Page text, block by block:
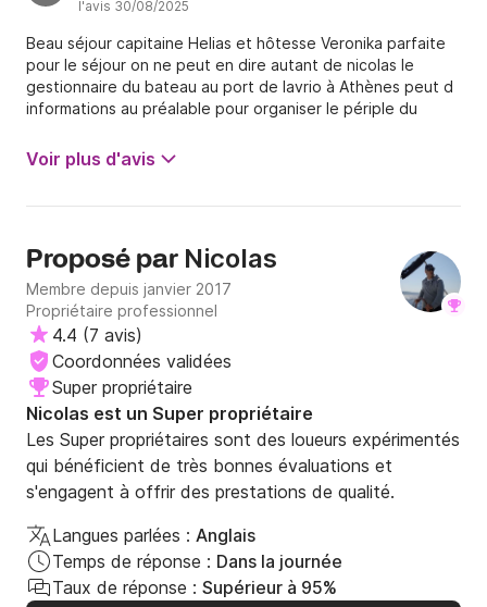
l'avis 30/08/2025
Beau séjour capitaine Helias et hôtesse Veronika parfaite
pour le séjour on ne peut en dire autant de nicolas le
gestionnaire du bateau au port de lavrio à Athènes peut d
informations au préalable pour organiser le périple du
préciser au départ qu il fallait un peu se presser pour faire
le ravitaillement en courses du bateau avant le départ
en petits caractères comme tout le monde je pense qu on
ne lit pas …. Avons appris la veille avec le capitaine qu on
rentrait au port le vendredi pour 17 h car le contrat du
capitaine et de l hôtesse se finissait à 17 h le vendredi cela
pas dit dans les documents de location pas très cool car
cela a un. Out non négligeable sur le séjour et normalement
cela devrait être dit manque de communication indéniable
avec nicolas la dessus et le site click and boat donc
deuxième nuit au port sur la semaine ça fait un peu
beaucoup sur le séjour au vu du tarif de location du bateau
!!! Sommes pas très satisfait de cela vraiment à revoir
même si à première vue selon les interlocuteurs de click
and boat c est d usage dans le nautisme sinon beau séjour
avec le skipper et l hôtesse eux à la hauteur de la
prestataion attendue 👍
Voir plus d'avis
Proposé par Nicolas
Membre depuis janvier 2017
Propriétaire professionnel
4.4 (7 avis)
Coordonnées validées
Super propriétaire
Nicolas est un Super propriétaire
Les Super propriétaires sont des loueurs expérimentés
qui bénéficient de très bonnes évaluations et
s'engagent à offrir des prestations de qualité.
Langues parlées : Anglais
Temps de réponse : Dans la journée
Taux de réponse : Supérieur à 95%